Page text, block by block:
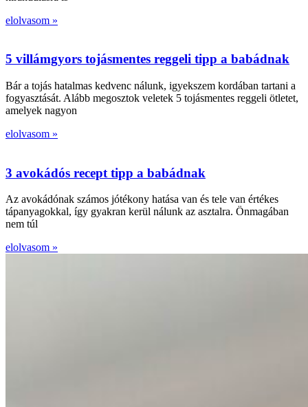
elolvasom »
5 villámgyors tojásmentes reggeli tipp a babádnak
Bár a tojás hatalmas kedvenc nálunk, igyekszem kordában tartani a
fogyasztását. Alább megosztok veletek 5 tojásmentes reggeli ötletet,
amelyek nagyon
elolvasom »
3 avokádós recept tipp a babádnak
Az avokádónak számos jótékony hatása van és tele van értékes
tápanyagokkal, így gyakran kerül nálunk az asztalra. Önmagában
nem túl
elolvasom »